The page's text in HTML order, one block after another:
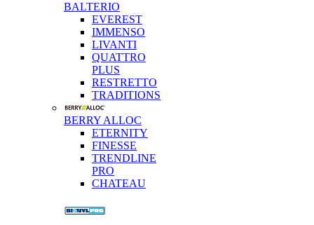
BALTERIO
EVEREST
IMMENSO
LIVANTI
QUATTRO
PLUS
RESTRETTO
TRADITIONS
BERRY ALLOC
ETERNITY
FINESSE
TRENDLINE
PRO
CHATEAU